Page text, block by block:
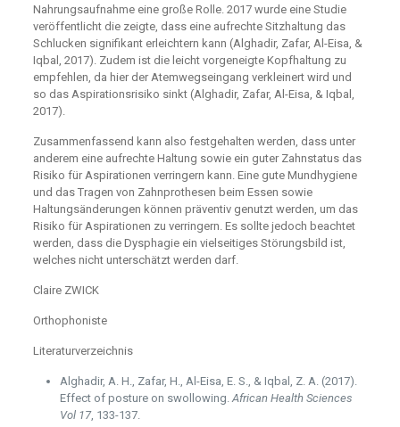
Nahrungsaufnahme eine große Rolle. 2017 wurde eine Studie
veröffentlicht die zeigte, dass eine aufrechte Sitzhaltung das
Schlucken signifikant erleichtern kann (Alghadir, Zafar, Al-Eisa, &
Iqbal, 2017). Zudem ist die leicht vorgeneigte Kopfhaltung zu
empfehlen, da hier der Atemwegseingang verkleinert wird und
so das Aspirationsrisiko sinkt (Alghadir, Zafar, Al-Eisa, & Iqbal,
2017).
Zusammenfassend kann also festgehalten werden, dass unter
anderem eine aufrechte Haltung sowie ein guter Zahnstatus das
Risiko für Aspirationen verringern kann. Eine gute Mundhygiene
und das Tragen von Zahnprothesen beim Essen sowie
Haltungsänderungen können präventiv genutzt werden, um das
Risiko für Aspirationen zu verringern. Es sollte jedoch beachtet
werden, dass die Dysphagie ein vielseitiges Störungsbild ist,
welches nicht unterschätzt werden darf.
Claire ZWICK
Orthophoniste
Literaturverzeichnis
Alghadir, A. H., Zafar, H., Al-Eisa, E. S., & Iqbal, Z. A. (2017).
Effect of posture on swollowing. African Health Sciences
Vol 17, 133-137.